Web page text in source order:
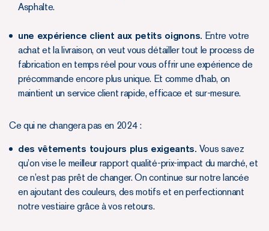
Asphalte.
une expérience client aux petits oignons. Entre votre
achat et la livraison, on veut vous détailler tout le process de
fabrication en temps réel pour vous offrir une expérience de
précommande encore plus unique. Et comme d’hab, on
maintient un service client rapide, efficace et sur-mesure.
Ce qui ne changera pas en 2024 :
des vêtements toujours plus exigeants. Vous savez
qu’on vise le meilleur rapport qualité-prix-impact du marché, et
ce n’est pas prêt de changer. On continue sur notre lancée
en ajoutant des couleurs, des motifs et en perfectionnant
notre vestiaire grâce à vos retours.